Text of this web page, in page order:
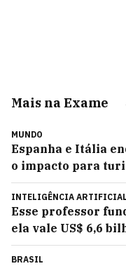
Mais na Exame
MUNDO
Espanha e Itália
o impacto para
INTELIGÊNCIA ARTIFICIAL
Esse professor
ela vale US$ 6,6
BRASIL